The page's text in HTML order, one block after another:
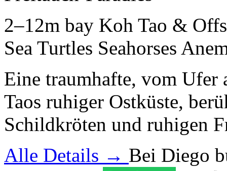
2–12m bay Koh Tao &
Sea Turtles Seahorses
Eine traumhafte, vom Ufer
Taos ruhiger Ostküste,
Schildkröten und ruhigen
Alle Details → Bei Diego